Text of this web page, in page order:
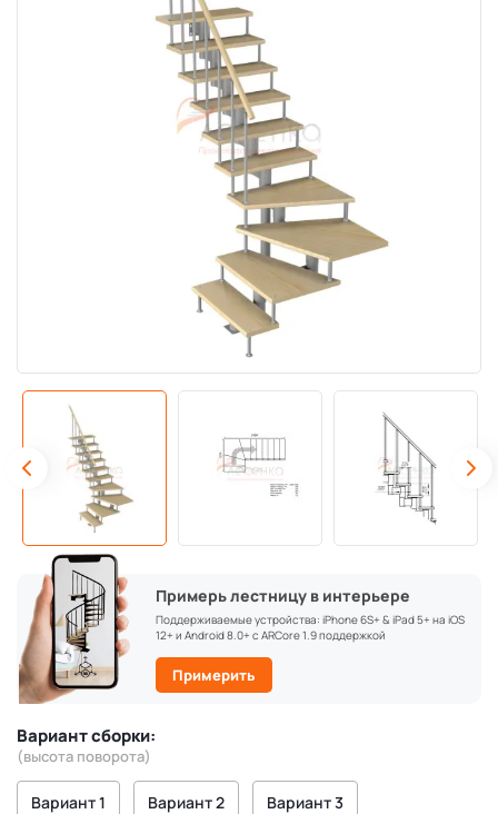
Примерь лестницу в интерьере
Поддерживаемые устройства: iPhone 6S+ & iPad 5+ на iOS
12+ и Android 8.0+ с ARCore 1.9 поддержкой
Примерить
Вариант сборки:
(высота поворота)
Вариант 1 Вариант 2 Вариант 3